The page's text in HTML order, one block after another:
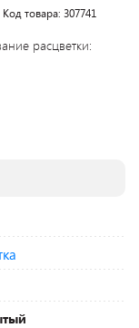
Код товара: 307741
расцветки: